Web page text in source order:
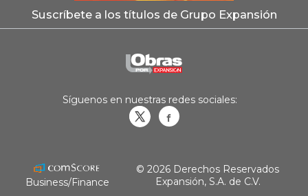
Suscríbete a los títulos de Grupo Expansión
Síguenos en nuestras redes sociales:
Business/Finance
© 2026 Derechos Reservados
Expansión, S.A. de C.V.